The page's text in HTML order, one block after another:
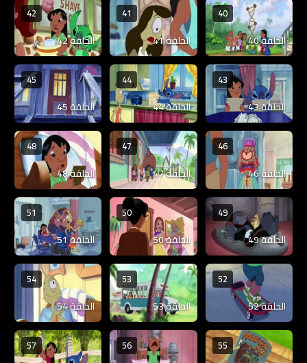
40
الحلقة 40
41
الحلقة 41
42
الحلقة 42
43
الحلقة 43
44
الحلقة 44
45
الحلقة 45
46
الحلقة 46
47
الحلقة 47
48
الحلقة 48
49
الحلقة 49
50
الحلقة 50
51
الحلقة 51
52
الحلقة 52
53
الحلقة 53
54
الحلقة 54
55
56
57